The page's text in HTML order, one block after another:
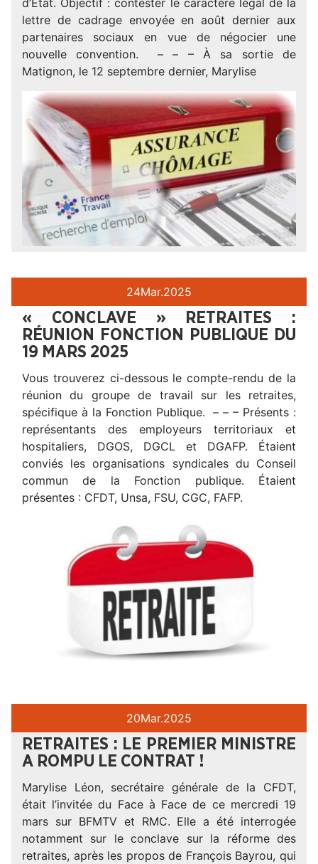
d’État. Objectif : contester le caractère légal de la
lettre de cadrage envoyée en août dernier aux
partenaires sociaux en vue de négocier une
nouvelle convention. – – – À sa sortie de
Matignon, le 12 septembre dernier, Marylise
24Mar.2025
« CONCLAVE » RETRAITES :
RÉUNION FONCTION PUBLIQUE DU
19 MARS 2025
Vous trouverez ci-dessous le compte-rendu de la
réunion du groupe de travail sur les retraites,
spécifique à la Fonction Publique. – – – Présents :
représentants des employeurs territoriaux et
hospitaliers, DGOS, DGCL et DGAFP. Étaient
conviés les organisations syndicales du Conseil
commun de la Fonction publique. Étaient
présentes : CFDT, Unsa, FSU, CGC, FAFP.
20Mar.2025
RETRAITES : LE PREMIER MINISTRE
A ROMPU LE CONTRAT !
Marylise Léon, secrétaire générale de la CFDT,
était l’invitée du Face à Face de ce mercredi 19
mars sur BFMTV et RMC. Elle a été interrogée
notamment sur le conclave sur la réforme des
retraites, après les propos de François Bayrou, qui